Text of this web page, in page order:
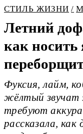
СТИЛЬ ЖИЗНИ
Летний
как носить
Фуксия, лайм,
жёлтый звучат
требуют
рассказала,